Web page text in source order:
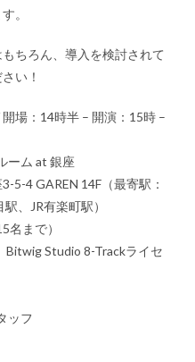
。
ちろん、導入を検討されて
い！
場：14時半 – 開演：15時 –
ーム at 銀座
5-4 GAREN 14F（最寄駅：
、JR有楽町駅）
名まで）
Studio 8-Trackライセ
ッフ